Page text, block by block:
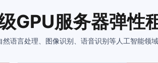
GPU服务器弹性
语言处理、图像识别、语音识别等人工智能领